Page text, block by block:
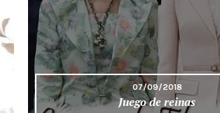
07/09/2018
Juego de reinas